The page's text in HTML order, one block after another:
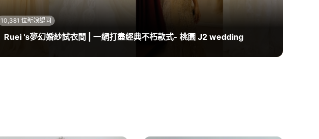
10,381 位新娘認同
Ruei 's夢幻婚紗試衣間 | 一網打盡經典不朽款式- 桃園 J2 wedding